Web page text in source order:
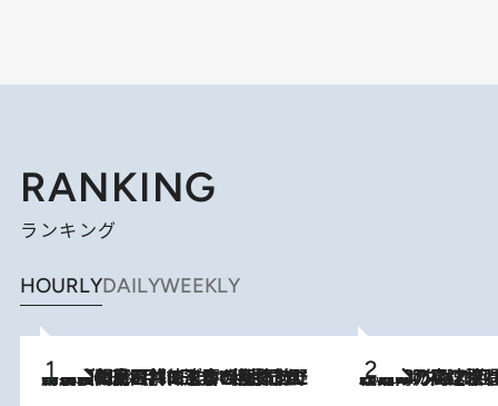
RANKING
ランキング
HOURLYDAILYWEEKLY
2026.8.8
「最後に見られてよかった」上野動物園の東園パンダ舎が解体前に特別公開。8月16日まで延長されたパネル展と共に辿る“半世紀”のパンダ飼育《解体工事の図面あり》 2026.8.7
「湘南乃風に憧れて」観客大盛上がりの“タオル回し”に、ラッパー顔負けの高速歌唱まで…さだまさし（74）のアグレッシブすぎる現在地